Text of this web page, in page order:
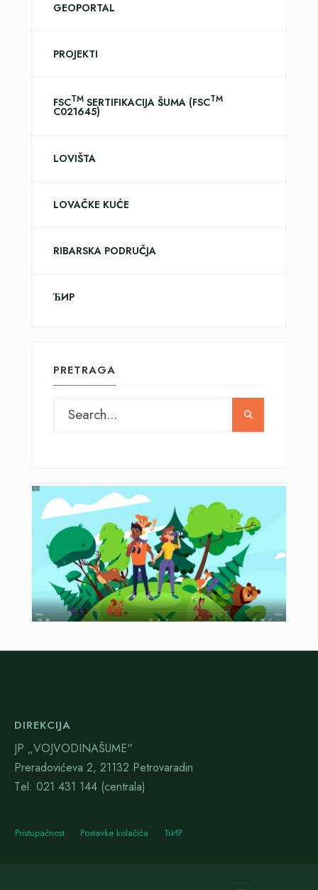
GEOPORTAL
PROJEKTI
FSCTM SERTIFIKACIJA ŠUMA (FSCTM
C021645)
LOVIŠTA
LOVAČKE KUĆE
RIBARSKA PODRUČJA
ЋИР
PRETRAGA
DIREKCIJA
JP „VOJVODINAŠUME“
Preradovićeva 2, 21132 Petrovaradin
Тel: 021 431 144 (centrala)
Pristupačnost Postavke kolačića ЋИР